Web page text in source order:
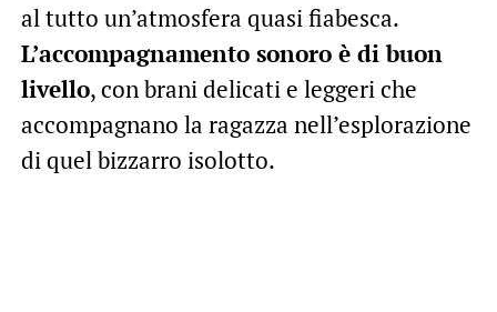
al tutto un’atmosfera quasi fiabesca.
L’accompagnamento sonoro è di buon
livello, con brani delicati e leggeri che
accompagnano la ragazza nell’esplorazione
di quel bizzarro isolotto.